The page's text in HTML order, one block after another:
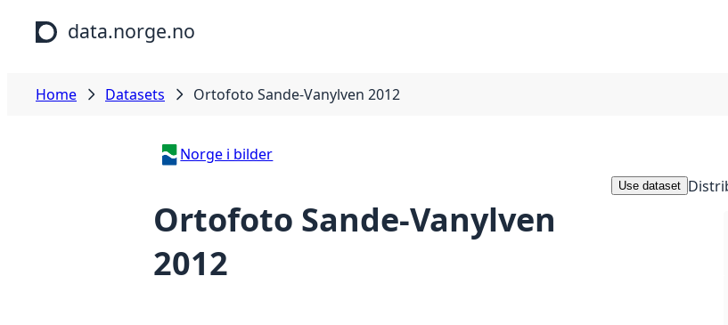
Skip to main content
data.norge.no
Home Datasets Ortofoto Sande-Vanylven 2012
Norge i bilder
Ortofoto Sande-Vanylven
2012
Use dataset